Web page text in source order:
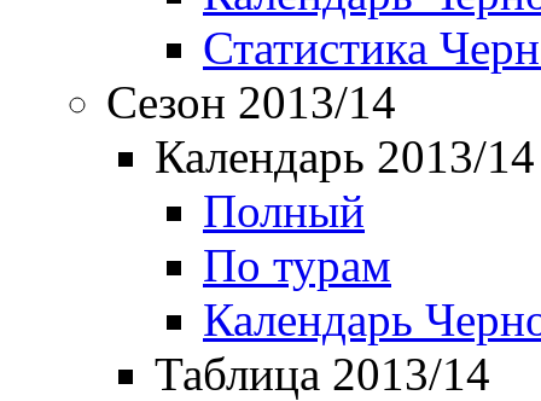
Статистика
Сезон 2013/14
Календарь 2013/14
Полный
По турам
Календарь
Таблица 2013/14